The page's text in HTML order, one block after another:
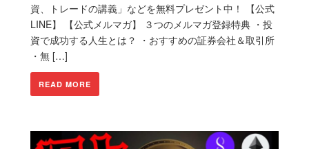
資、トレードの講義」などを無料プレゼント中！ 【公式
LINE】 【公式メルマガ】 ３つのメルマガ登録特典 ・投
資で成功する人生とは？ ・おすすめの証券会社＆取引所
・無 […]
READ MORE